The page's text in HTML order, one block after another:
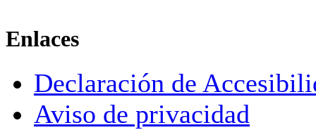
Enlaces
Declaración de
Aviso de privacidad